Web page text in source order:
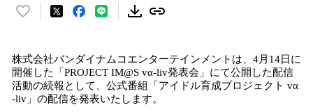
い
！
数
を
読
株式会社バンダイナムコエンターテインメントは、4月14日に
開催した「PROJECT IM@S vα-liv発表会」にて公開した配信
活動の続報として、公式番組「アイドル育成プロジェクト vα
-liv」の配信を発表いたします。